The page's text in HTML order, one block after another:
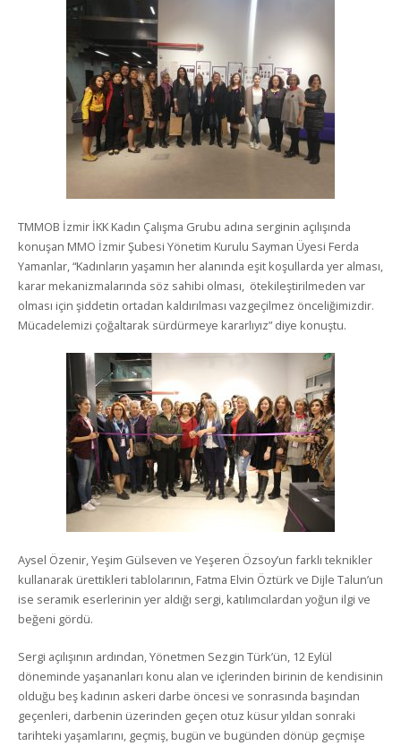
TMMOB İzmir İKK Kadın Çalışma Grubu adına serginin açılışında
konuşan MMO İzmir Şubesi Yönetim Kurulu Sayman Üyesi Ferda
Yamanlar, “Kadınların yaşamın her alanında eşit koşullarda yer alması,
karar mekanizmalarında söz sahibi olması, ötekileştirilmeden var
olması için şiddetin ortadan kaldırılması vazgeçilmez önceliğimizdir.
Mücadelemizi çoğaltarak sürdürmeye kararlıyız” diye konuştu.
Aysel Özenir, Yeşim Gülseven ve Yeşeren Özsoy’un farklı teknikler
kullanarak ürettikleri tablolarının, Fatma Elvin Öztürk ve Dijle Talun’un
ise seramik eserlerinin yer aldığı sergi, katılımcılardan yoğun ilgi ve
beğeni gördü.
Sergi açılışının ardından, Yönetmen Sezgin Türk’ün, 12 Eylül
döneminde yaşananları konu alan ve içlerinden birinin de kendisinin
olduğu beş kadının askeri darbe öncesi ve sonrasında başından
geçenleri, darbenin üzerinden geçen otuz küsur yıldan sonraki
tarihteki yaşamlarını, geçmiş, bugün ve bugünden dönüp geçmişe